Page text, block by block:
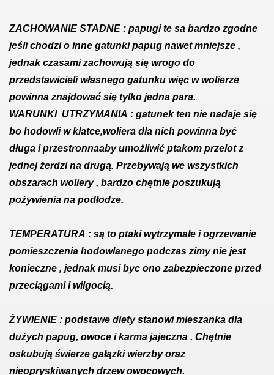
ZACHOWANIE STADNE : papugi te sa bardzo zgodne
jeśli chodzi o inne gatunki papug nawet mniejsze ,
jednak czasami zachowują się wrogo do
przedstawicieli własnego gatunku więc w wolierze
powinna znajdować się tylko jedna para.
WARUNKI UTRZYMANIA : gatunek ten nie nadaje się
bo hodowli w klatce,woliera dla nich powinna być
długa i przestronnaaby umożliwić ptakom przelot z
jednej żerdzi na drugą. Przebywają we wszystkich
obszarach woliery , bardzo chętnie poszukują
pożywienia na podłodze.
TEMPERATURA : są to ptaki wytrzymałe i ogrzewanie
pomieszczenia hodowlanego podczas zimy nie jest
konieczne , jednak musi byc ono zabezpieczone przed
przeciągami i wilgocią.
ŻYWIENIE : podstawe diety stanowi mieszanka dla
dużych papug, owoce i karma jajeczna . Chętnie
oskubują świerze gałązki wierzby oraz
nieopryskiwanych drzew owocowych.